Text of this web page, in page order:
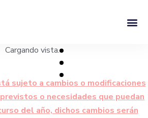
Cargando vista.
sujeto a cambios o modificaciones
o necesidades que puedan
del año, dichos cambios serán